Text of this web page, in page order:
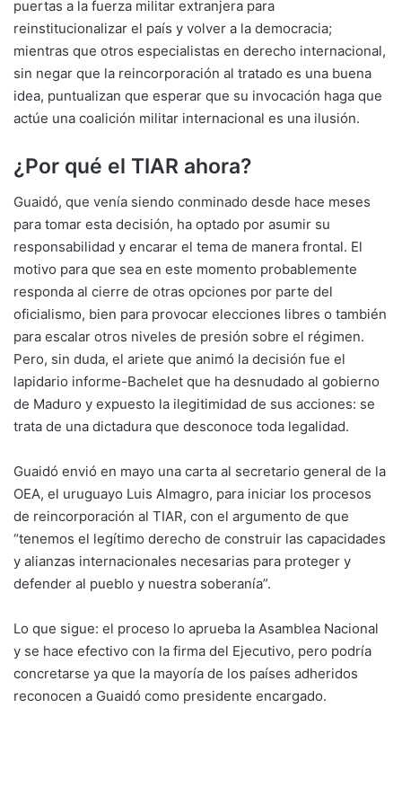
puertas a la fuerza militar extranjera para
reinstitucionalizar el país y volver a la democracia;
mientras que otros especialistas en derecho internacional,
sin negar que la reincorporación al tratado es una buena
idea, puntualizan que esperar que su invocación haga que
actúe una coalición militar internacional es una ilusión.
¿Por qué el TIAR ahora?
Guaidó, que venía siendo conminado desde hace meses
para tomar esta decisión, ha optado por asumir su
responsabilidad y encarar el tema de manera frontal. El
motivo para que sea en este momento probablemente
responda al cierre de otras opciones por parte del
oficialismo, bien para provocar elecciones libres o también
para escalar otros niveles de presión sobre el régimen.
Pero, sin duda, el ariete que animó la decisión fue el
lapidario informe-Bachelet que ha desnudado al gobierno
de Maduro y expuesto la ilegitimidad de sus acciones: se
trata de una dictadura que desconoce toda legalidad.
Guaidó envió en mayo una carta al secretario general de la
OEA, el uruguayo Luis Almagro, para iniciar los procesos
de reincorporación al TIAR, con el argumento de que
“tenemos el legítimo derecho de construir las capacidades
y alianzas internacionales necesarias para proteger y
defender al pueblo y nuestra soberanía”.
Lo que sigue: el proceso lo aprueba la Asamblea Nacional
y se hace efectivo con la firma del Ejecutivo, pero podría
concretarse ya que la mayoría de los países adheridos
reconocen a Guaidó como presidente encargado.